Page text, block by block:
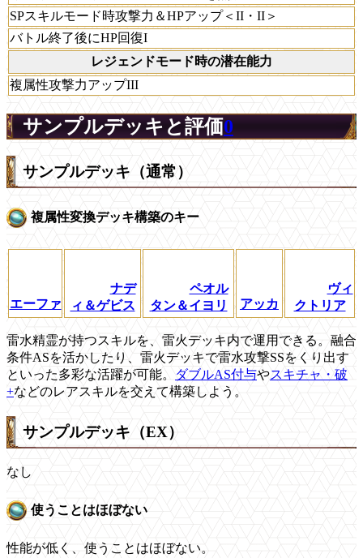
SPスキルモード時攻撃力＆HPアップ＜II・II＞
バトル終了後にHP回復I
レジェンドモード時の潜在能力
複属性攻撃力アップIII
サンプルデッキと評価0
サンプルデッキ（通常）
複属性変換デッキ構築のキー
エーファ
ナデ
ィ＆ゲビス
ペオル
タン＆イヨリ
アッカ
ヴィ
クトリア
雷水精霊が持つスキルを、雷火デッキ内で運用できる。融合
条件ASを活かしたり、雷火デッキで雷水攻撃SSをくり出す
といった多彩な活躍が可能。
ダブルAS付与やスキチャ・破
+などのレアスキルを交えて構築しよう。
サンプルデッキ（EX）
なし
使うことはほぼない
性能が低く、使うことはほぼない。